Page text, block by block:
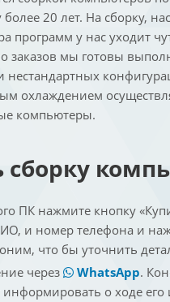
20 лет. На сборку,
программ у нас уходит
заказов мы готовы
охлаждением
компьютеры.
сборку
ПК нажмите кнопку
и номер телефона и
что бы уточнить
через
WhatsApp.
информировать о ходе его